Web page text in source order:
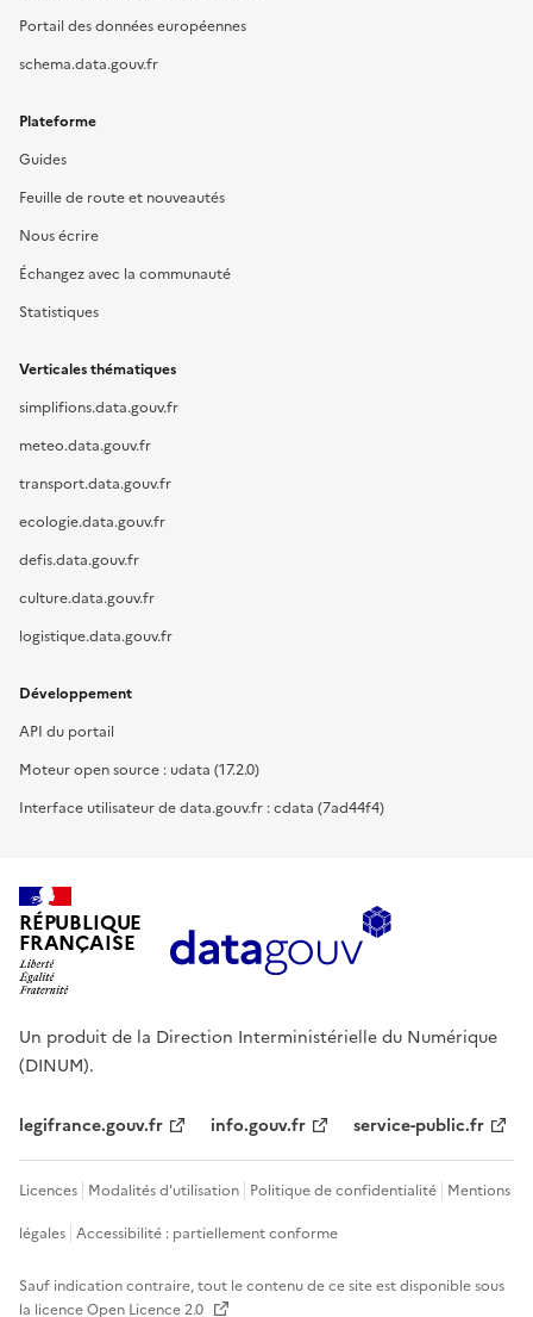
Portail des données européennes
schema.data.gouv.fr
Plateforme
Guides
Feuille de route et nouveautés
Nous écrire
Échangez avec la communauté
Statistiques
Verticales thématiques
simplifions.data.gouv.fr
meteo.data.gouv.fr
transport.data.gouv.fr
ecologie.data.gouv.fr
defis.data.gouv.fr
culture.data.gouv.fr
logistique.data.gouv.fr
Développement
API du portail
Moteur open source : udata (17.2.0)
Interface utilisateur de data.gouv.fr : cdata (7ad44f4)
RÉPUBLIQUE
FRANÇAISE
Un produit de la Direction Interministérielle du Numérique
(DINUM).
legifrance.gouv.fr info.gouv.fr service-public.fr
Licences Modalités d'utilisation Politique de confidentialité Mentions
légales Accessibilité : partiellement conforme
Sauf indication contraire, tout le contenu de ce site est disponible sous
la licenceOpen Licence 2.0